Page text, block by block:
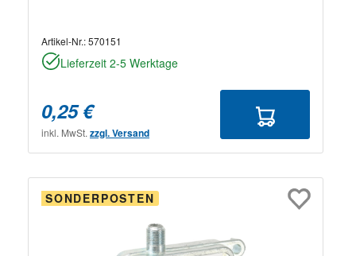
Artikel-Nr.:570151
Lieferzeit 2-5 Werktage
0,25 €
inkl. MwSt. zzgl. Versand
SONDERPOSTEN